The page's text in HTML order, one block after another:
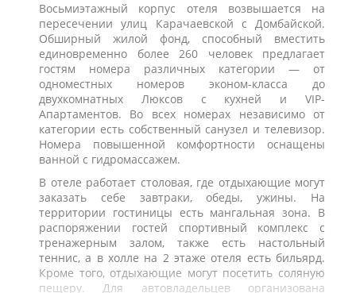
Восьмиэтажный корпус отеля возвышается на
пересечении улиц Карачаевской с Домбайской.
Обширный жилой фонд, способный вместить
единовременно более 260 человек предлагает
гостям номера различных категории — от
одноместных номеров эконом-класса до
двухкомнатных Люксов с кухней и VIP-
Апартаментов. Во всех номерах независимо от
категории есть собственный санузел и телевизор.
Номера повышенной комфортности оснащены
ванной с гидромассажем.
В отеле работает столовая, где отдыхающие могут
заказать себе завтраки, обеды, ужины. На
территории гостиницы есть мангальная зона. В
распоряжении гостей спортивный комплекс с
тренажерным залом, также есть настольный
теннис, а в холле на 2 этаже отеля есть бильярд.
Кроме того, отдыхающие могут посетить соляную
пещеру. Для автовладельцев организована